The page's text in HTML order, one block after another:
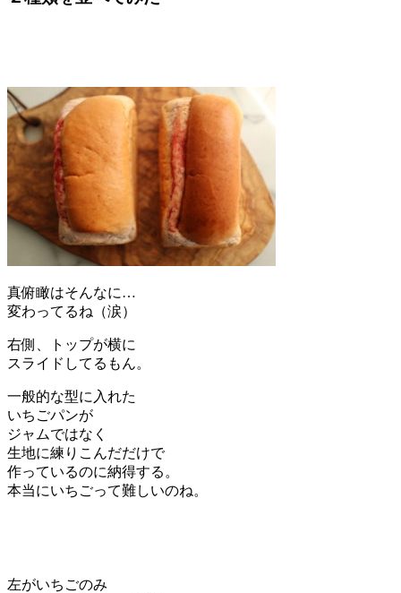
真俯瞰はそんなに…
変わってるね（涙）
右側、トップが横に
スライドしてるもん。
一般的な型に入れた
いちごパンが
ジャムではなく
生地に練りこんだだけで
作っているのに納得する。
本当にいちごって難しいのね。
左がいちごのみ